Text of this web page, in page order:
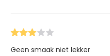
Geen smaak niet lekker